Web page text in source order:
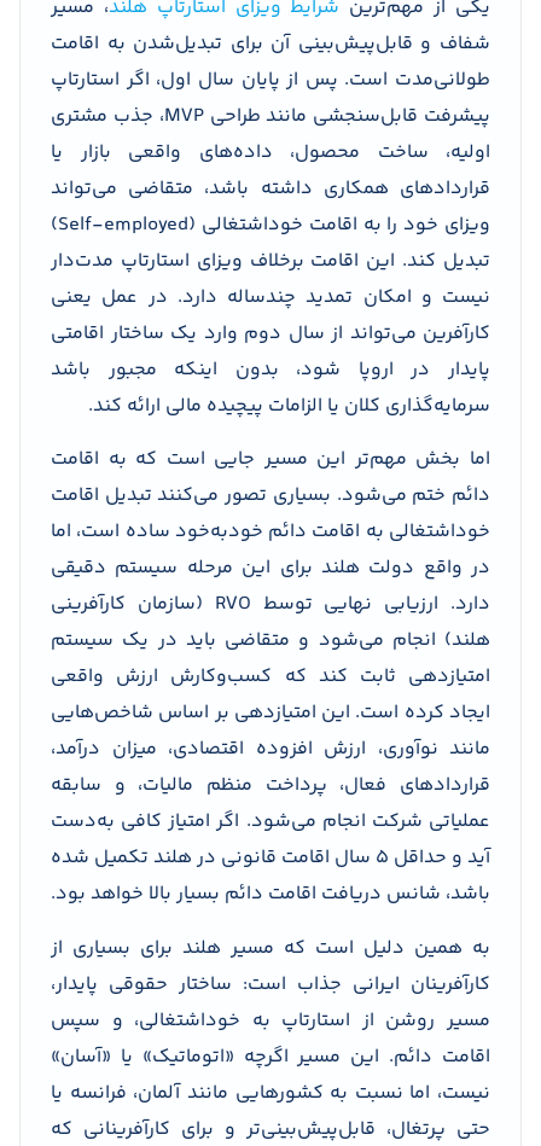
یکی از مهم‌ترین شرایط ویزای استارتاپ هلند، مسیر
شفاف و قابل‌پیش‌بینی آن برای تبدیل‌شدن به اقامت
طولانی‌مدت است. پس از پایان سال اول، اگر استارتاپ
پیشرفت قابل‌سنجشی مانند طراحی MVP، جذب مشتری
اولیه، ساخت محصول، داده‌های واقعی بازار یا
قراردادهای همکاری داشته باشد، متقاضی می‌تواند
ویزای خود را به اقامت خوداشتغالی (Self-employed)
تبدیل کند. این اقامت برخلاف ویزای استارتاپ مدت‌دار
نیست و امکان تمدید چندساله دارد. در عمل یعنی
کارآفرین می‌تواند از سال دوم وارد یک ساختار اقامتی
پایدار در اروپا شود، بدون اینکه مجبور باشد
سرمایه‌گذاری کلان یا الزامات پیچیده مالی ارائه کند.
اما بخش مهم‌تر این مسیر جایی است که به اقامت
دائم ختم می‌شود. بسیاری تصور می‌کنند تبدیل اقامت
خوداشتغالی به اقامت دائم خودبه‌خود ساده است، اما
در واقع دولت هلند برای این مرحله سیستم دقیقی
دارد. ارزیابی نهایی توسط RVO (سازمان کارآفرینی
هلند) انجام می‌شود و متقاضی باید در یک سیستم
امتیازدهی ثابت کند که کسب‌وکارش ارزش واقعی
ایجاد کرده است. این امتیازدهی بر اساس شاخص‌هایی
مانند نوآوری، ارزش افزوده اقتصادی، میزان درآمد،
قراردادهای فعال، پرداخت منظم مالیات، و سابقه
عملیاتی شرکت انجام می‌شود. اگر امتیاز کافی به‌دست
آید و حداقل ۵ سال اقامت قانونی در هلند تکمیل شده
باشد، شانس دریافت اقامت دائم بسیار بالا خواهد بود.
به همین دلیل است که مسیر هلند برای بسیاری از
کارآفرینان ایرانی جذاب است: ساختار حقوقی پایدار،
مسیر روشن از استارتاپ به خوداشتغالی، و سپس
اقامت دائم. این مسیر اگرچه «اتوماتیک» یا «آسان»
نیست، اما نسبت به کشورهایی مانند آلمان، فرانسه یا
حتی پرتغال، قابل‌پیش‌بینی‌تر و برای کارآفرینانی که